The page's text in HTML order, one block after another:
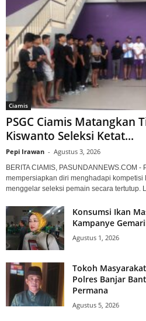
Ciamis
PSGC Ciamis Matangkan
Kiswanto Seleksi Ketat...
Pepi Irawan - Agustus 3, 2026
BERITA CIAMIS, PASUNDANNEWS.COM -
mempersiapkan diri menghadapi kompetisi
menggelar seleksi pemain secara tertutup.
Konsumsi Ikan
Kampanye
Agustus 1, 2026
Tokoh
Polres Banjar
Permana
Agustus 5, 2026